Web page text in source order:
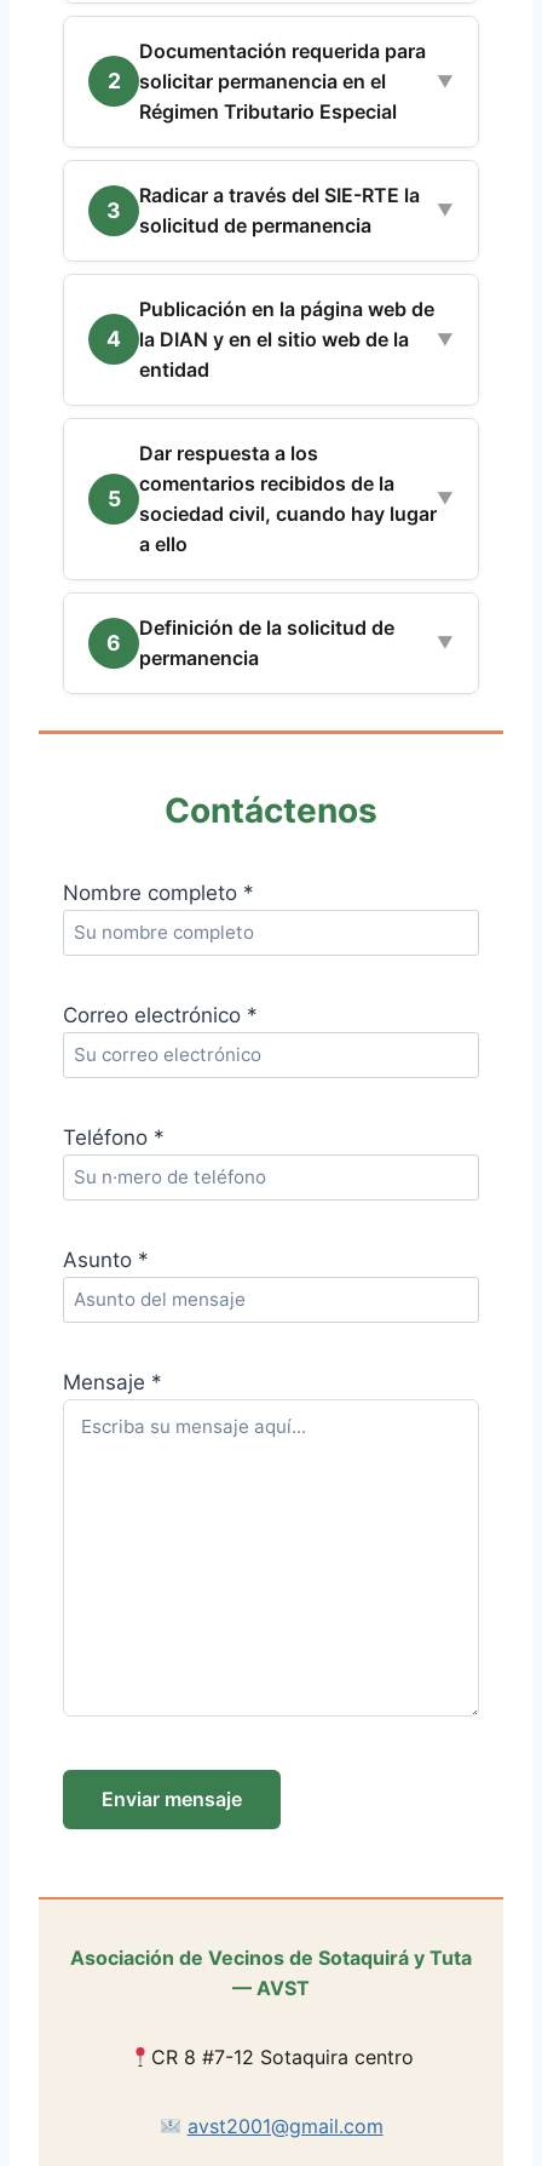
2
Documentación requerida para
solicitar permanencia en el
Régimen Tributario Especial
▼
3
Radicar a través del SIE-RTE la
solicitud de permanencia
▼
4
Publicación en la página web de
la DIAN y en el sitio web de la
entidad
▼
5
Dar respuesta a los
comentarios recibidos de la
sociedad civil, cuando hay lugar
a ello
▼
6
Definición de la solicitud de
permanencia
▼
Contáctenos
Nombre completo *
Correo electrónico *
Teléfono *
Asunto *
Mensaje *
Asociación de Vecinos de Sotaquirá y Tuta
— AVST
CR 8 #7-12 Sotaquira centro
avst2001@gmail.com